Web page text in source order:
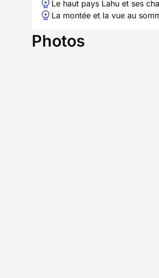
Le haut pays Lahu et ses
La montée et la vue au
Photos